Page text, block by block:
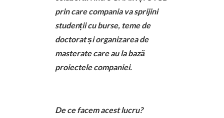
prin care compania va sprijini
studenții cu burse, teme de
doctorat și organizarea de
masterate care au la bază
proiectele companiei.
De ce facem acest lucru?